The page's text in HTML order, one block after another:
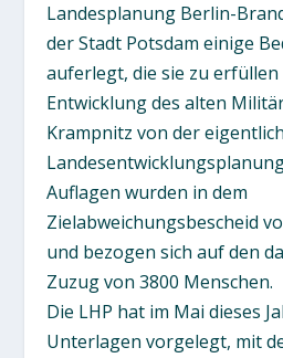
Landesplanung Berlin-
der Stadt Potsdam einige
auferlegt, die sie zu erfüllen
Entwicklung des alten
Krampnitz von der
Auflagen wurden in dem
Zielabweichungsbescheid
und bezogen sich auf den
Zuzug von 3800 Menschen.
Die LHP hat im Mai dieses
Unterlagen vorgelegt, mit